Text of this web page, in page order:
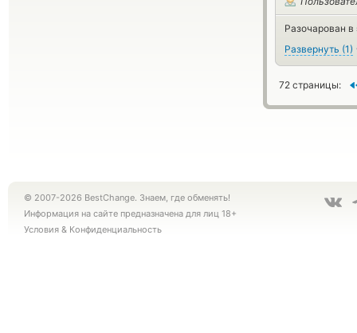
Разочарован
Развернуть (1)
72 страницы:
© 2007-2026 BestChange. Знаем, где обменять!
Информация на сайте предназначена для лиц 18+
Условия & Конфиденциальность